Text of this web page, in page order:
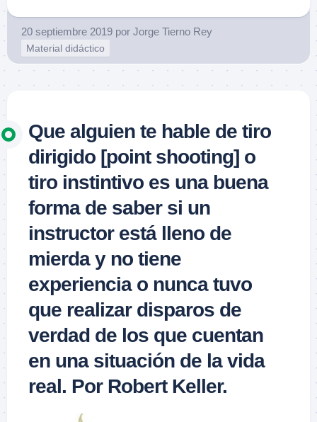
20 septiembre 2019 por Jorge Tierno Rey
Material didáctico
Que alguien te hable de tiro
dirigido [point shooting] o
tiro instintivo es una buena
forma de saber si un
instructor está lleno de
mierda y no tiene
experiencia o nunca tuvo
que realizar disparos de
verdad de los que cuentan
en una situación de la vida
real. Por Robert Keller.